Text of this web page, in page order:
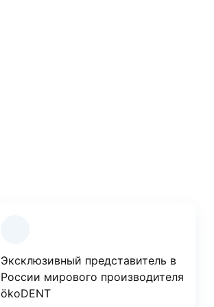
Эксклюзивный представитель в
России мирового производителя
ökoDENT